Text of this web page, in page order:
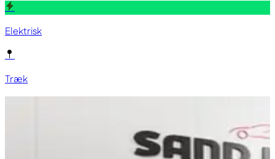
Elektrisk
Træk